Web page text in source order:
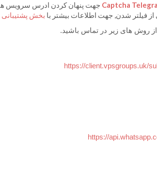
بخش پشتیبانی
روش های زیر در تماس باشید.
https://client.vpsgroups.uk/
https://